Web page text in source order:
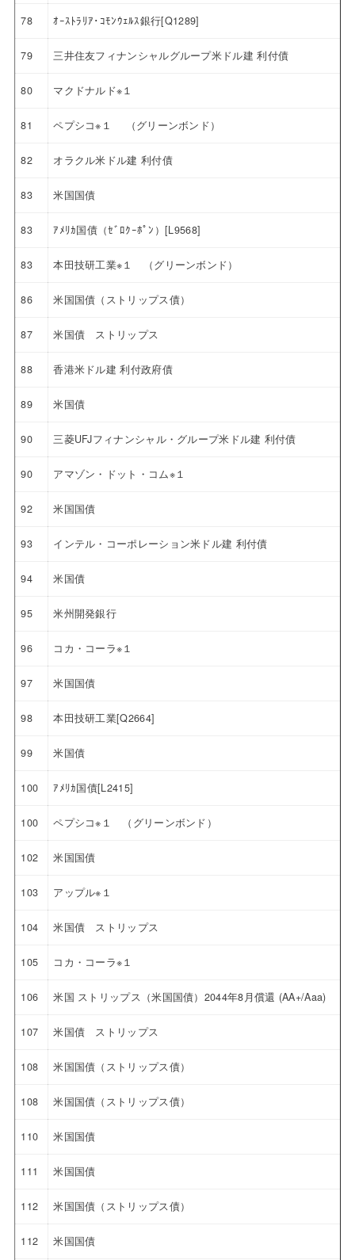
78 ｵｰｽﾄﾗﾘｱ･ｺﾓﾝｳｪﾙｽ銀行[Q1289]
79 三井住友フィナンシャルグループ米ドル建 利付債
80 マクドナルド※１
81 ペプシコ※１ （グリーンボンド）
82 オラクル米ドル建 利付債
83 米国国債
83 ｱﾒﾘｶ国債（ｾﾞﾛｸｰﾎﾟﾝ）[L9568]
83 本田技研工業※１ （グリーンボンド）
86 米国国債（ストリップス債）
87 米国債 ストリップス
88 香港米ドル建 利付政府債
89 米国債
90 三菱UFJフィナンシャル・グループ米ドル建 利付債
90 アマゾン・ドット・コム※１
92 米国国債
93 インテル・コーポレーション米ドル建 利付債
94 米国債
95 米州開発銀行
96 コカ・コーラ※１
97 米国国債
98 本田技研工業[Q2664]
99 米国債
100 ｱﾒﾘｶ国債[L2415]
100 ペプシコ※１ （グリーンボンド）
102 米国国債
103 アップル※１
104 米国債 ストリップス
105 コカ・コーラ※１
106 米国 ストリップス（米国国債）2044年8月償還 (AA+/Aaa)
107 米国債 ストリップス
108 米国国債（ストリップス債）
108 米国国債（ストリップス債）
110 米国国債
111 米国国債
112 米国国債（ストリップス債）
112 米国国債